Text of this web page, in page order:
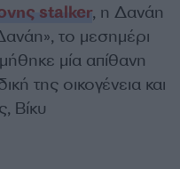
stalker, η Δανάη
το μεσημέρι
μία απίθανη
της οικογένεια και
Βίκυ